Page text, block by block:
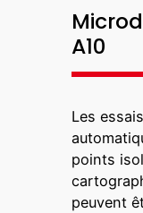
A10
Les
points
peuvent